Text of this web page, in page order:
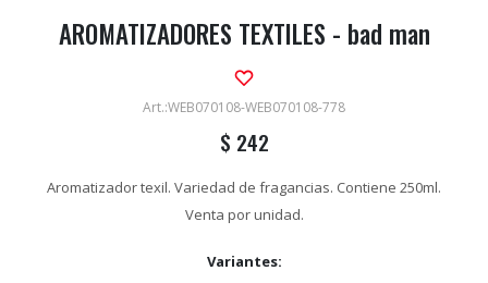
AROMATIZADORES TEXTILES - bad man
WEB070108-WEB070108-778
$ 242
Aromatizador texil. Variedad de fragancias. Contiene 250ml.
Venta por unidad.
Variantes: